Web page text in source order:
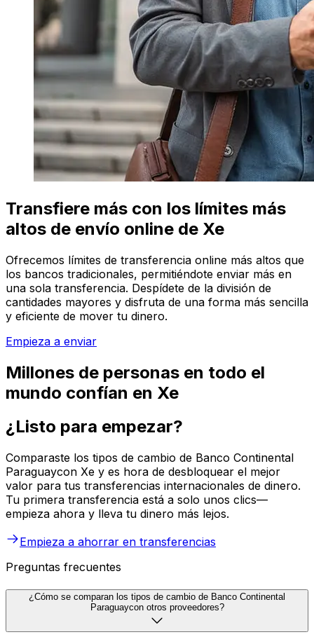
Transfiere más con los límites más
altos de envío online de Xe
Ofrecemos límites de transferencia online más altos que
los bancos tradicionales, permitiéndote enviar más en
una sola transferencia. Despídete de la división de
cantidades mayores y disfruta de una forma más sencilla
y eficiente de mover tu dinero.
Empieza a enviar
Millones de personas en todo el
mundo confían en Xe
¿Listo para empezar?
Comparaste los tipos de cambio de Banco Continental
Paraguaycon Xe y es hora de desbloquear el mejor
valor para tus transferencias internacionales de dinero.
Tu primera transferencia está a solo unos clics—
empieza ahora y lleva tu dinero más lejos.
Empieza a ahorrar en transferencias
Preguntas frecuentes
¿Cómo se comparan los tipos de cambio de Banco Continental
Paraguaycon otros proveedores?